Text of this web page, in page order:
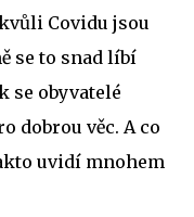
Covidu jsou
se to snad líbí
se obyvatelé
dobrou věc. A co
uvidí mnohem